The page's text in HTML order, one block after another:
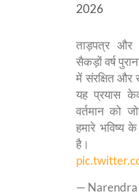
2026
ताड़पत्र और
सैकड़ों वर्ष
में संरक्षित और
यह प्रयास
वर्तमान को
हमारे भविष्य
है।
—